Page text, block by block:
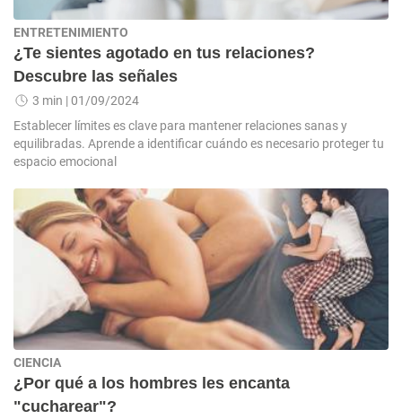
ENTRETENIMIENTO
¿Te sientes agotado en tus relaciones?
Descubre las señales
3 min | 01/09/2024
Establecer límites es clave para mantener relaciones sanas y
equilibradas. Aprende a identificar cuándo es necesario proteger tu
espacio emocional
CIENCIA
¿Por qué a los hombres les encanta
"cucharear"?